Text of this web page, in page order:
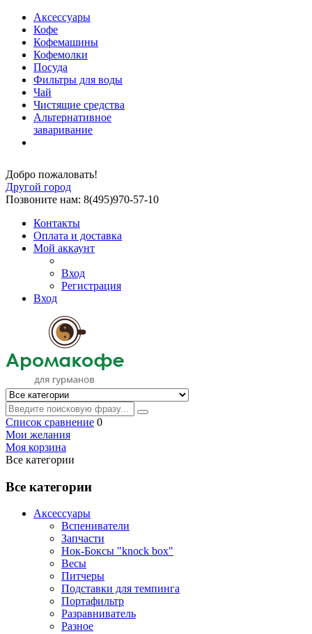
Аксессуары
Кофе
Кофемашины
Кофемолки
Посуда
Фильтры для воды
Чай
Чистящие средства
Альтернативное
заваривание
Добро пожаловать!
Другой город
Позвоните нам: 8(495)970-57-10
Контакты
Оплата и доставка
Мой аккаунт
Вход
Регистрация
Вход
Список сравнение 0
Мои желания
Моя корзина
Все категории
Все категории
Аксессуары
Вспениватели
Запчасти
Нок-Боксы "knock box"
Весы
Питчеры
Подставки для темпинга
Портафильтр
Разравниватель
Разное